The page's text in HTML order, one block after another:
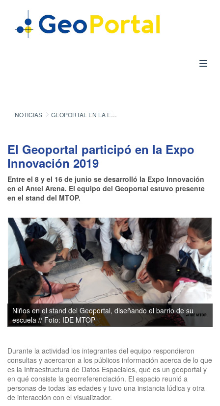
NOTICIAS GEOPORTAL EN LA EXPO INNOVACIÓN 2019
El Geoportal participó en la Expo
Innovación 2019
Entre el 8 y el 16 de junio se desarrolló la Expo Innovación
en el Antel Arena. El equipo del Geoportal estuvo presente
en el stand del MTOP.
Niños en el stand del Geoportal, diseñando el barrio de su
escuela // Foto: IDE MTOP
Durante la actividad los integrantes del equipo respondieron
consultas y acercaron a los públicos información acerca de lo que
es la Infraestructura de Datos Espaciales, qué es un geoportal y
en qué consiste la georreferenciación. El espacio reunió a
personas de todas las edades y tuvo una instancia lúdica y otra
de interacción con el visualizador.